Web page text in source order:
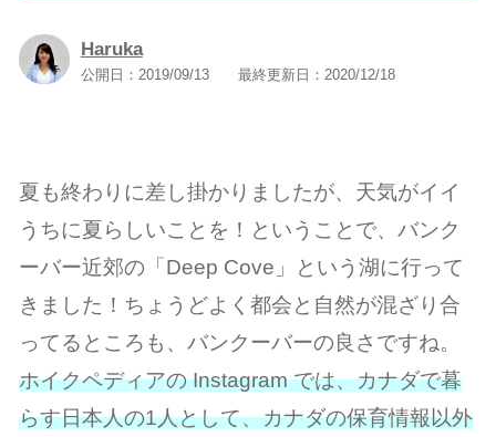
Haruka
公開日： 2019/09/13 最終更新日： 2020/12/18
夏も終わりに差し掛かりましたが、天気がイイ
うちに夏らしいことを！ということで、バンク
ーバー近郊の「Deep Cove」という湖に行って
きました！ちょうどよく都会と自然が混ざり合
ってるところも、バンクーバーの良さですね。
ホイクペディアの Instagram では、カナダで暮
らす日本人の1人として、カナダの保育情報以外